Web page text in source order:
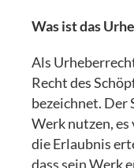
Was ist das
Als
Recht des
bezeichnet. Der
Werk nutzen,
die Erlaubnis
dass sein Werk